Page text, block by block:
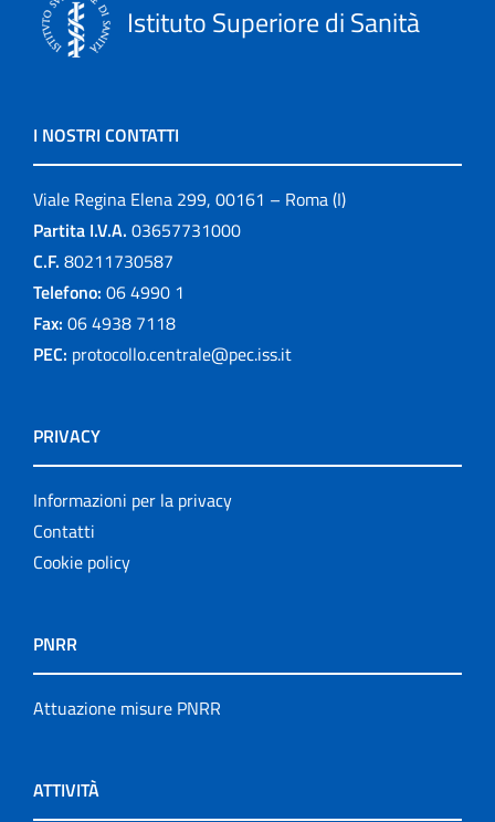
Istituto Superiore di Sanità
I NOSTRI CONTATTI
Viale Regina Elena 299, 00161 – Roma (I)
Partita I.V.A. 03657731000
C.F. 80211730587
Telefono: 06 4990 1
Fax: 06 4938 7118
PEC: protocollo.centrale@pec.iss.it
PRIVACY
Informazioni per la privacy
Contatti
Cookie policy
PNRR
Attuazione misure PNRR
ATTIVITÀ